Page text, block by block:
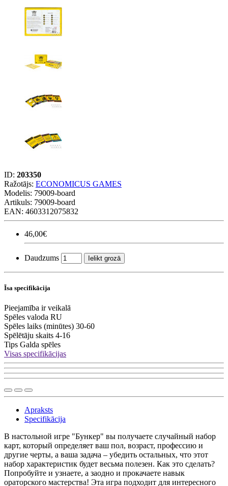
ID: 203350
Ražotājs: ECONOMICUS GAMES
Modelis: 79009-board
Artikuls: 79009-board
EAN: 4603312075832
46,00€
Daudzums Ielikt grozā
Īsa specifikācija
Pieejamība ir veikalā
Spēles valoda RU
Spēles laiks (minūtes) 30-60
Spēlētāju skaits 4-16
Tips Galda spēles
Visas specifikācijas
Apraksts
Specifikācija
В настольной игре "Бункер" вы получаете случайный набор
карт, который определяет ваш пол, возраст, профессию и
другие черты, а ваша задача – убедить остальных, что этот
набор характеристик будет весьма полезен. Как это сделать?
Попробуйте и узнаете, а заодно и прокачаете навык
ораторского мастерства! Эта игра подходит для интересного